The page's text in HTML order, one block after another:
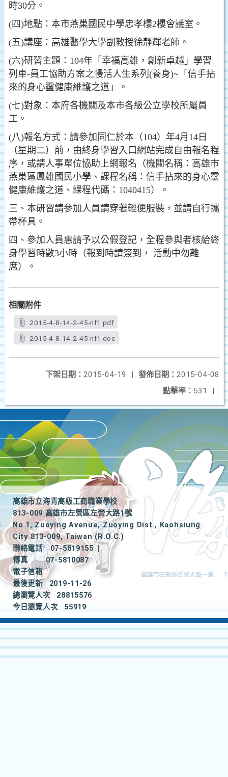
時30分。
(四)地點：本市燕巢國民中學忠孝樓2樓會議室。
(五)講座：高雄醫學大學副教授徐靜輝老師。
(六)研習主題：104年「幸福高雄，創新卓越」學習
列車-員工協助方案之慢活人生系列(養身)~「信手拈
來的身心靈健康維護之道」。
(七)對象：本府各機關及本市各級公立學校所屬員
工。
(八)報名方式：請參加同仁於本（104）年4月14日
（星期二）前，由終身學習入口網站完成自由報名程
序，或請人事單位協助上網報名（機關名稱：高雄市
燕巢區鳳雄國民小學、課程名稱：信手拈來的身心靈
健康維護之道、課程代碼：1040415）。
三、本研習請參加人員請穿著輕便服裝，並請自行攜
帶杯具。
四、參加人員惠請予以公假登記，全程參與者核給終
身學習時數3小時（報到時請簽到， 活動中勿離
席）。
相關附件
2015-4-8-14-2-45-nf1.pdf
2015-4-8-14-2-45-nf1.doc
發佈日期： 2015-04-08
下架日期： 2015-04-19
|
點擊率： 531 |
高雄市立海青高級工商職業學校
813-009 高雄市左營區左營大路1號
No.1, Zuoying Avenue, Zuoying Dist., Kaohsiung
City 813-009, Taiwan (R.O.C.)
聯絡電話
07-5819155
|
傳真
07-5810087
電子信箱
最後更新
2019-11-26
總瀏覽人次
28815576
今日瀏覽人次
55919